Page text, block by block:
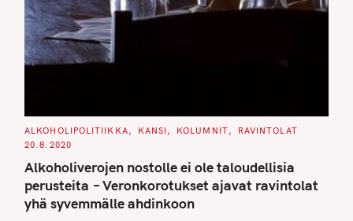
C
T
G
R
I
E
S
ALKOHOLIPOLITIIKKA KANSI KOLUMNIT
RAVINTOLAT
20.8.2020
Alkoholiverojen nostolle ei ole taloudellisia
perusteita – Veronkorotukset ajavat ravintolat
yhä syvemmälle ahdinkoon